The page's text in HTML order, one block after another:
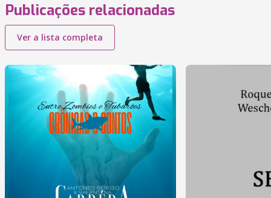
Publicações relacionadas
Ver a lista completa